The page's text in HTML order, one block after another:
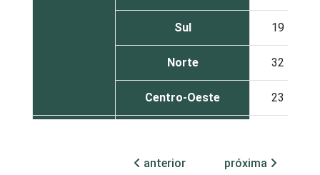
Sul 19
Norte 32
Centro-Oeste 23
Feminino 21
anterior próxima